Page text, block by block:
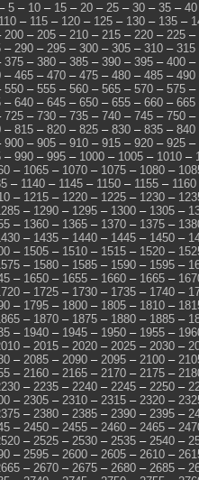
5 – 10 – 15 – 20 – 25 – 30 – 35 – 40
110 – 115 – 120 – 125 – 130 – 135 –
200 – 205 – 210 – 215 – 220 – 225 –
– 290 – 295 – 300 – 305 – 310 – 315
375 – 380 – 385 – 390 – 395 – 400 –
– 465 – 470 – 475 – 480 – 485 – 490
550 – 555 – 560 – 565 – 570 – 575 –
– 640 – 645 – 650 – 655 – 660 – 665
725 – 730 – 735 – 740 – 745 – 750 –
– 815 – 820 – 825 – 830 – 835 – 840
900 – 905 – 910 – 915 – 920 – 925 –
– 990 – 995 – 1000 – 1005 – 1010 –
– 1065 – 1070 – 1075 – 1080 –
– 1140 – 1145 – 1150 – 1155 – 1160
– 1215 – 1220 – 1225 – 1230 –
– 1290 – 1295 – 1300 – 1305 –
– 1360 – 1365 – 1370 – 1375 –
– 1435 – 1440 – 1445 – 1450 –
– 1505 – 1510 – 1515 – 1520 –
– 1580 – 1585 – 1590 – 1595 –
– 1650 – 1655 – 1660 – 1665 –
– 1725 – 1730 – 1735 – 1740 –
– 1795 – 1800 – 1805 – 1810 –
– 1870 – 1875 – 1880 – 1885 –
– 1940 – 1945 – 1950 – 1955 –
– 2015 – 2020 – 2025 – 2030 –
– 2085 – 2090 – 2095 – 2100 –
– 2160 – 2165 – 2170 – 2175 –
– 2235 – 2240 – 2245 – 2250 –
– 2305 – 2310 – 2315 – 2320 –
– 2380 – 2385 – 2390 – 2395 –
– 2450 – 2455 – 2460 – 2465 –
– 2525 – 2530 – 2535 – 2540 –
– 2595 – 2600 – 2605 – 2610 –
– 2670 – 2675 – 2680 – 2685 –